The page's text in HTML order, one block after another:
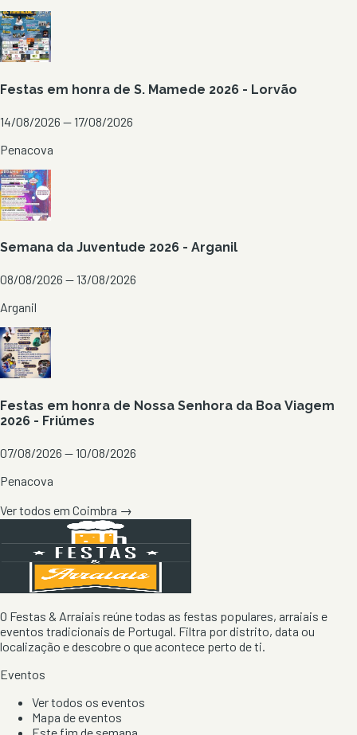
Festas em honra de S. Mamede 2026 - Lorvão
14/08/2026 — 17/08/2026
Penacova
Semana da Juventude 2026 - Arganil
08/08/2026 — 13/08/2026
Arganil
Festas em honra de Nossa Senhora da Boa Viagem
2026 - Friúmes
07/08/2026 — 10/08/2026
Penacova
Ver todos em Coimbra →
O Festas & Arraiais reúne todas as festas populares, arraiais e
eventos tradicionais de Portugal. Filtra por distrito, data ou
localização e descobre o que acontece perto de ti.
Eventos
Ver todos os eventos
Mapa de eventos